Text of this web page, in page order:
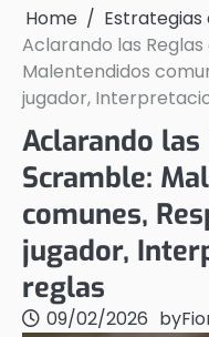
Home
Estrategias
Aclarando las
Malentendidos
jugador,
Aclarando
Scramble:
comunes,
jugador,
reglas
09/02/2026 by